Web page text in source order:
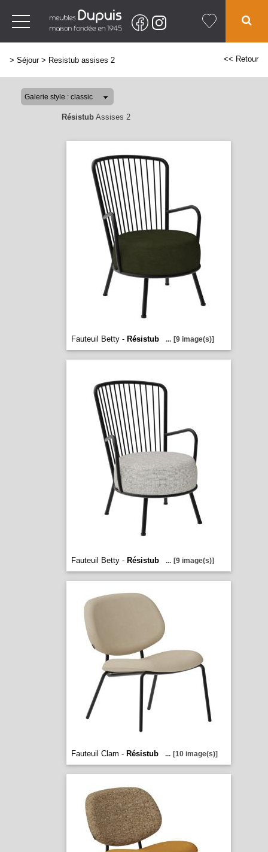
> Séjour> Resistub assises 2 << Retour
RésistubAssises 2
Fauteuil Betty - Résistub ... [9 image(s)]
Fauteuil Betty - Résistub ... [9 image(s)]
Fauteuil Clam - Résistub ... [10 image(s)]